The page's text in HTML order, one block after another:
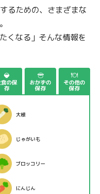
るための、さまざまな
くなる」そんな情報を
食の保
存
おかずの
保存
その他の
保存
大根
じゃがいも
ブロッコリー
にんじん